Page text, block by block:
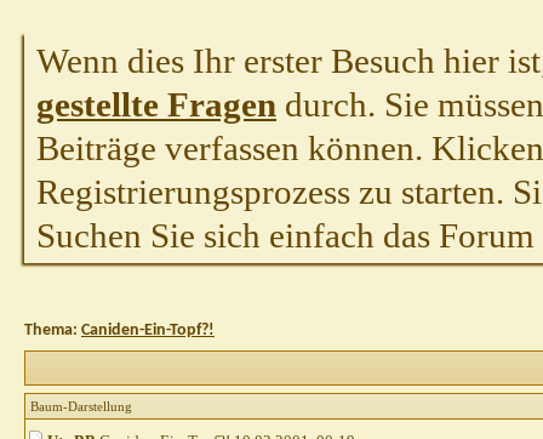
Wenn dies Ihr erster Besuch hier
gestellte Fragen durch. Sie
Beiträge verfassen können.
Registrierungsprozess zu starten.
Suchen Sie sich einfach das
Thema: Caniden-Ein-Topf?!
Baum-Darstellung